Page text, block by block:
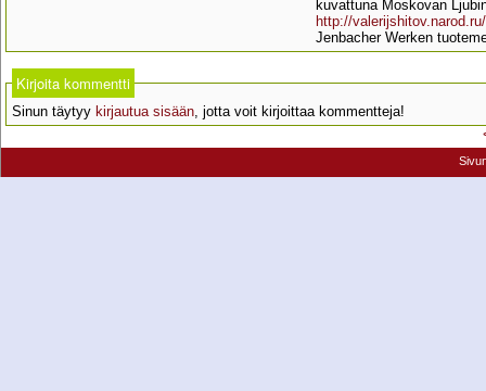
kuvattuna Moskovan
http://
Jenbacher Werken
Kirjoita kommentti
Sinun täytyy kirjautua sisään, jotta voit kirjoittaa kommentteja!